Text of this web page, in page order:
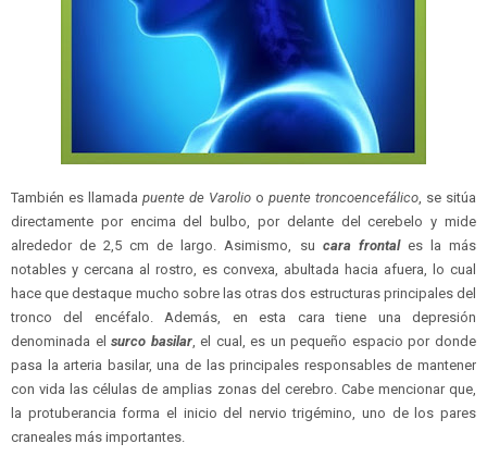
También es llamada puente de Varolio o puente troncoencefálico, se sitúa
directamente por encima del bulbo, por delante del cerebelo y mide
alrededor de 2,5 cm de largo. Asimismo, su cara frontal es la más
notables y cercana al rostro, es convexa, abultada hacia afuera, lo cual
hace que destaque mucho sobre las otras dos estructuras principales del
tronco del encéfalo. Además, en esta cara tiene una depresión
denominada elsurco basilar, el cual, es un pequeño espacio por donde
pasa la arteria basilar, una de las principales responsables de mantener
con vida las células de amplias zonas del cerebro. Cabe mencionar que,
la protuberancia forma el inicio del nervio trigémino, uno de los pares
craneales más importantes.